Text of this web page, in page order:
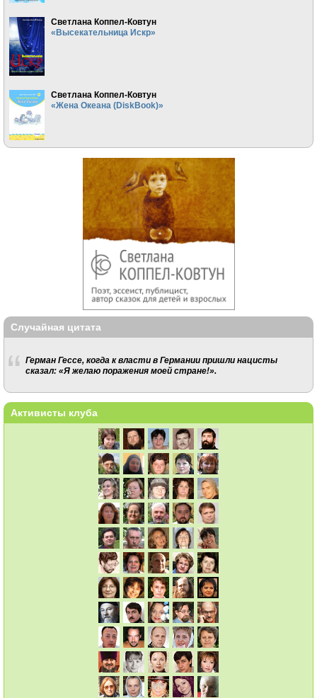
Светлана Коппел-Ковтун
«Высекательница Искр»
Светлана Коппел-Ковтун
«Жена Океана (DiskBook)»
Случайная цитата
Герман Гессе, когда к власти в Германии пришли нацисты
сказал: «Я желаю поражения моей стране!».
Активисты клуба